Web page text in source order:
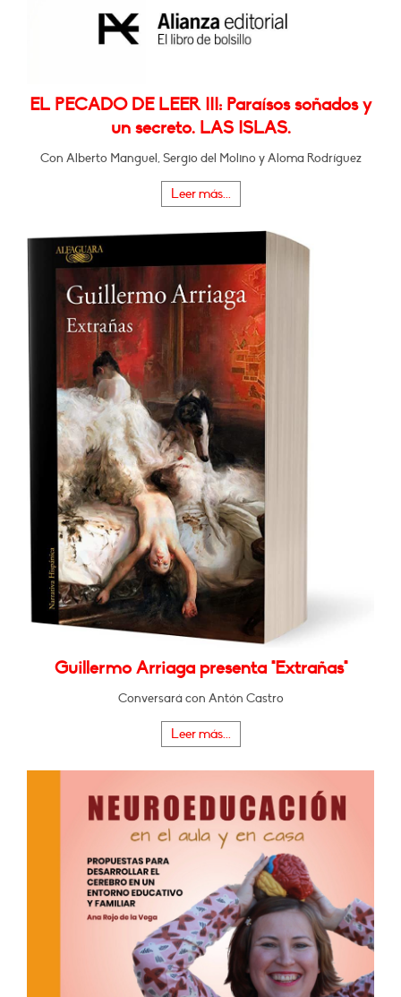
EL PECADO DE LEER III: Paraísos soñados y
un secreto. LAS ISLAS.
Con Alberto Manguel, Sergio del Molino y Aloma Rodríguez
Leer más...
Guillermo Arriaga presenta "Extrañas"
Conversará con Antón Castro
Leer más...